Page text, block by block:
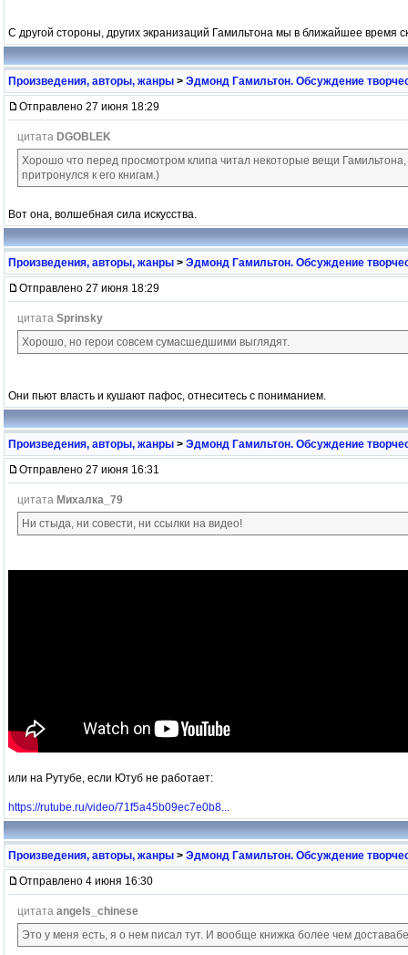
С другой стороны, других экранизаций Гамильтона мы в ближайшее время
Произведения, авторы, жанры > Эдмонд Гамильтон. Обсуждение
Отправлено 27 июня 18:29
цитата DGOBLEK
Хорошо что перед просмотром клипа читал некоторые вещи
притронулся к его книгам.)
Вот она, волшебная сила искусства.
Произведения, авторы, жанры > Эдмонд Гамильтон. Обсуждение
Отправлено 27 июня 18:29
цитата Sprinsky
Хорошо, но герои совсем сумасшедшими выглядят.
Они пьют власть и кушают пафос, отнеситесь с пониманием.
Произведения, авторы, жанры > Эдмонд Гамильтон. Обсуждение
Отправлено 27 июня 16:31
цитата Михалка_79
Ни стыда, ни совести, ни ссылки на видео!
или на Рутубе, если Ютуб не работает:
https://rutube.ru/video/71f5a45b09ec7e0b8...
Произведения, авторы, жанры > Эдмонд Гамильтон. Обсуждение
Отправлено 4 июня 16:30
цитата angels_chinese
Это у меня есть, я о нем писал тут. И вообще книжка более чем